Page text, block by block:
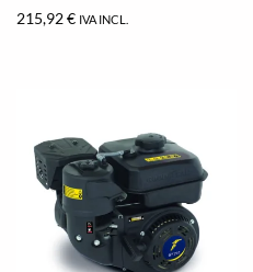
215,92€ IVA INCL.